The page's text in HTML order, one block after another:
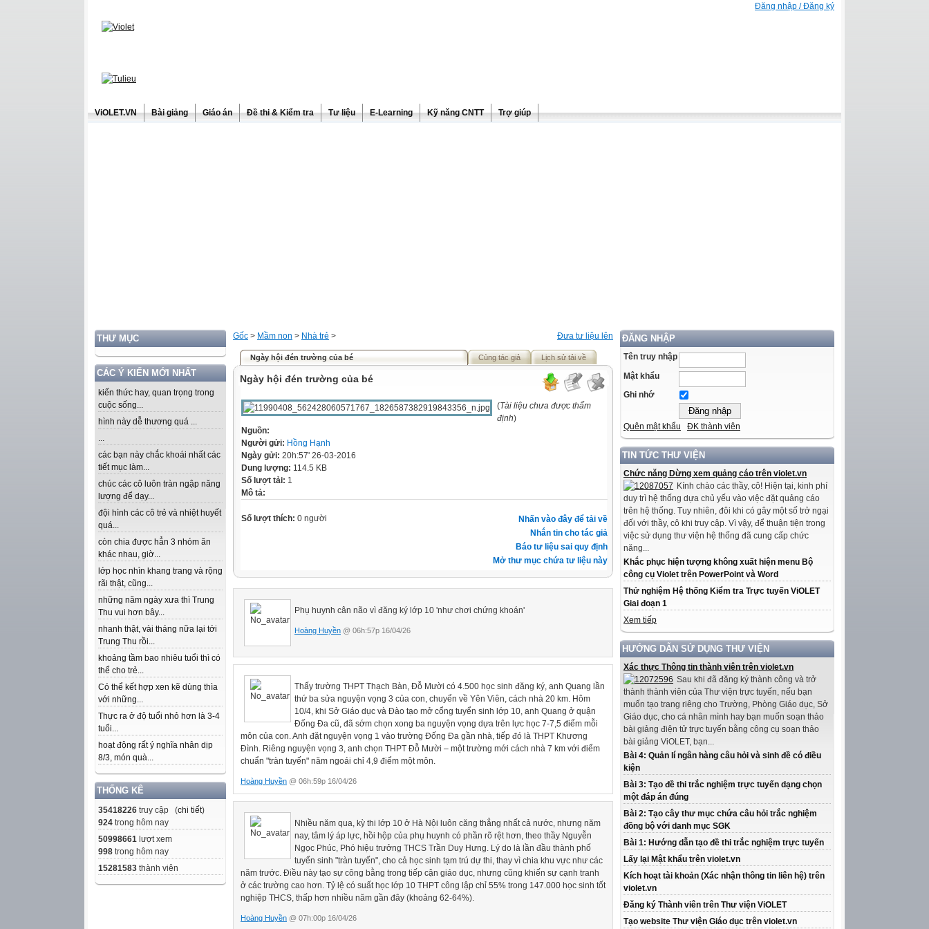
Đăng nhập / Đăng ký
ViOLET.VN Bài giảng Giáo án Đề thi & Kiểm tra Tư liệu E-Learning Kỹ năng CNTT Trợ giúp
THƯ MỤC
CÁC Ý KIẾN MỚI NHẤT
kiến thức hay, quan trọng trong
cuộc sống...
hình này dễ thương quá ...
...
các bạn này chắc khoái nhất các
tiết mục làm...
chúc các cô luôn tràn ngập năng
lượng để dạy...
đội hình các cô trẻ và nhiệt huyết
quá...
còn chia được hẳn 3 nhóm ăn
khác nhau, giờ...
lớp học nhìn khang trang và rộng
rãi thật, cũng...
những năm ngày xưa thì Trung
Thu vui hơn bây...
nhanh thật, vài tháng nữa lại tới
Trung Thu rồi...
khoảng tầm bao nhiêu tuổi thì có
thể cho trẻ...
Có thể kết hợp xen kẽ dùng thìa
với những...
Thực ra ở độ tuổi nhỏ hơn là 3-4
tuổi...
hoạt động rất ý nghĩa nhân dịp
8/3, món quà...
THỐNG KÊ
35418226 truy cập (chi tiết)
924 trong hôm nay
50998661 lượt xem
998 trong hôm nay
15281583 thành viên
ĐĂNG NHẬP
Tên truy nhập
Mật khẩu
Ghi nhớ
Quên mật khẩu ĐK thành viên
TIN TỨC THƯ VIỆN
Chức năng Dừng xem quảng cáo trên violet.vn
Kính chào các thầy, cô! Hiện tại, kinh phí
duy trì hệ thống dựa chủ yếu vào việc đặt quảng cáo
trên hệ thống. Tuy nhiên, đôi khi có gây một số trở ngại
đối với thầy, cô khi truy cập. Vì vậy, để thuận tiện trong
việc sử dụng thư viện hệ thống đã cung cấp chức
năng...
Khắc phục hiện tượng không xuất hiện menu Bộ
công cụ Violet trên PowerPoint và Word
Thử nghiệm Hệ thống Kiểm tra Trực tuyến ViOLET
Giai đoạn 1
Xem tiếp
HƯỚNG DẪN SỬ DỤNG THƯ VIỆN
Xác thực Thông tin thành viên trên violet.vn
Sau khi đã đăng ký thành công và trở
thành thành viên của Thư viện trực tuyến, nếu bạn
muốn tạo trang riêng cho Trường, Phòng Giáo dục, Sở
Giáo dục, cho cá nhân mình hay bạn muốn soạn thảo
bài giảng điện tử trực tuyến bằng công cụ soạn thảo
bài giảng ViOLET, bạn...
Bài 4: Quản lí ngân hàng câu hỏi và sinh đề có điều
kiện
Bài 3: Tạo đề thi trắc nghiệm trực tuyến dạng chọn
một đáp án đúng
Bài 2: Tạo cây thư mục chứa câu hỏi trắc nghiệm
đồng bộ với danh mục SGK
Bài 1: Hướng dẫn tạo đề thi trắc nghiệm trực tuyến
Lấy lại Mật khẩu trên violet.vn
Kích hoạt tài khoản (Xác nhận thông tin liên hệ) trên
violet.vn
Đăng ký Thành viên trên Thư viện ViOLET
Tạo website Thư viện Giáo dục trên violet.vn
Đưa tư liệu lên
Gốc > Mầm non > Nhà trẻ >
Ngày hội đén trường của bé Cùng tác giả Lịch sử tải về
Ngày hội đén trường của bé
(Tài liệu chưa được thẩm
định)
Nguồn:
Người gửi: Hồng Hạnh
Ngày gửi: 20h:57' 26-03-2016
Dung lượng: 114.5 KB
Số lượt tải: 1
Mô tả:
Nhấn vào đây để tải về
Nhắn tin cho tác giả
Báo tư liệu sai quy định
Mở thư mục chứa tư liệu này
Số lượt thích: 0 người
Phụ huynh cân não vì đăng ký lớp 10 'như chơi chứng khoán'
Hoàng Huyền @ 06h:57p 16/04/26
Thấy trường THPT Thạch Bàn, Đỗ Mười có 4.500 học sinh đăng ký, anh Quang lần
thứ ba sửa nguyện vọng 3 của con, chuyển về Yên Viên, cách nhà 20 km. Hôm
10/4, khi Sở Giáo dục và Đào tạo mở cổng tuyển sinh lớp 10, anh Quang ở quận
Đống Đa cũ, đã sớm chọn xong ba nguyện vọng dựa trên lực học 7-7,5 điểm mỗi
môn của con. Anh đặt nguyện vọng 1 vào trường Đống Đa gần nhà, tiếp đó là THPT Khương
Đình. Riêng nguyện vọng 3, anh chọn THPT Đỗ Mười – một trường mới cách nhà 7 km với điểm
chuẩn "tràn tuyến" năm ngoái chỉ 4,9 điểm một môn.
Hoàng Huyền @ 06h:59p 16/04/26
Nhiều năm qua, kỳ thi lớp 10 ở Hà Nội luôn căng thẳng nhất cả nước, nhưng năm
nay, tâm lý áp lực, hồi hộp của phụ huynh có phần rõ rệt hơn, theo thầy Nguyễn
Ngọc Phúc, Phó hiệu trưởng THCS Trần Duy Hưng. Lý do là lần đầu thành phố
tuyển sinh "tràn tuyến", cho cả học sinh tạm trú dự thi, thay vì chia khu vực như các
năm trước. Điều này tạo sự công bằng trong tiếp cận giáo dục, nhưng cũng khiến sự cạnh tranh
ở các trường cao hơn. Tỷ lệ có suất học lớp 10 THPT công lập chỉ 55% trong 147.000 học sinh tốt
nghiệp THCS, thấp hơn nhiều năm gần đây (khoảng 62-64%).
Hoàng Huyền @ 07h:00p 16/04/26